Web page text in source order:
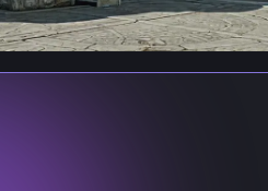
можно лишь у нас.